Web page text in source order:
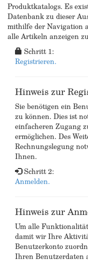
Produktkatalogs. Es
Datenbank zu dieser
mithilfe der Navigation
alle Artikeln anzeigen
Schritt 1:
Registrieren.
Hinweis zur
Sie benötigen ein
zu können. Dies ist
einfacheren Zugang
ermöglichen. Des
Rechnungslegung
Ihnen.
Schritt 2:
Anmelden.
Hinweis zur
Um alle
damit wir Ihre
Benutzerkonto
Ihren Benutzerdaten